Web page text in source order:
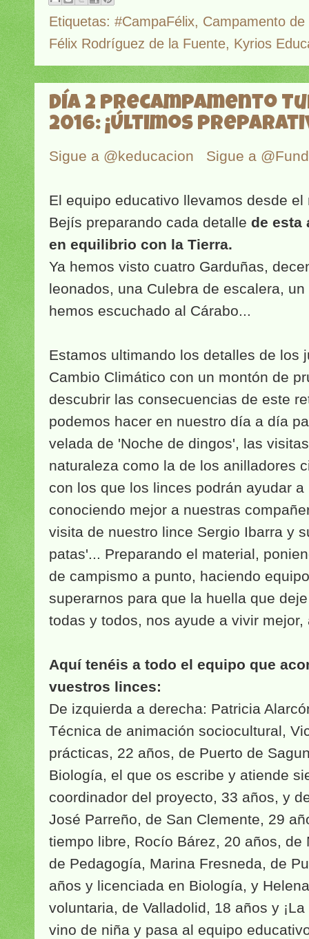
Etiquetas: #CampaFélix, Campamento de
Félix Rodríguez de la Fuente, Kyrios
Día 2 Precampamento
2016: ¡Últimos
Sigue a @keducacion Sigue a
El equipo educativo llevamos desde
Bejís preparando cada detalle de esta
en equilibrio con la Tierra.
Ya hemos visto cuatro Garduñas,
leonados, una Culebra de escalera,
hemos escuchado al Cárabo...
Estamos ultimando los detalles de los
Cambio Climático con un montón de
descubrir las consecuencias de este
podemos hacer en nuestro día a día
velada de 'Noche de dingos', las
naturaleza como la de los anilladores
con los que los linces podrán ayudar
conociendo mejor a nuestras
visita de nuestro lince Sergio Ibarra y
patas'... Preparando el material,
de campismo a punto, haciendo
superarnos para que la huella que
todas y todos, nos ayude a vivir
Aquí tenéis a todo el equipo que
vuestros linces:
De izquierda a derecha: Patricia
Técnica de animación sociocultural,
prácticas, 22 años, de Puerto de
Biología, el que os escribe y atiende
coordinador del proyecto, 33 años, y
José Parreño, de San Clemente, 29
tiempo libre, Rocío Bárez, 20 años, de
de Pedagogía, Marina Fresneda, de
años y licenciada en Biología, y
voluntaria, de Valladolid, 18 años y
vino de niña y pasa al equipo